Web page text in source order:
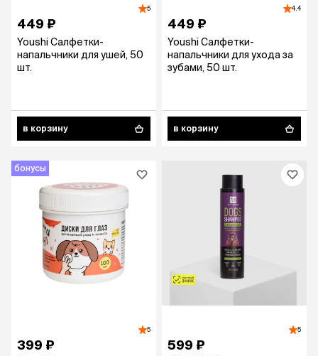
5
449 ₽
Youshi Салфетки-
напальчники для ушей, 50
шт.
в корзину
4.4
449 ₽
Youshi Салфетки-
напальчники для ухода за
зубами, 50 шт.
в корзину
бонусы
5
399 ₽
5
599 ₽